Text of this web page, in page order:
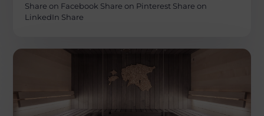
Share on Facebook Share on Pinterest Share on
LinkedIn Share